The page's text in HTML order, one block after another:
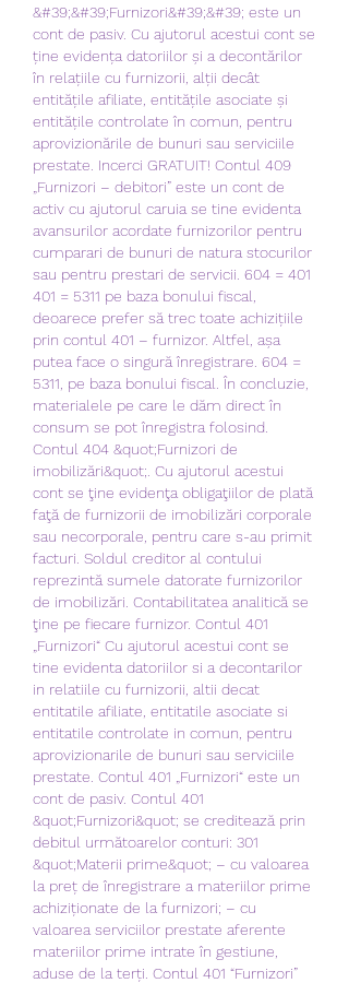
&#39;&#39;Furnizori&#39;&#39; este un
cont de pasiv. Cu ajutorul acestui cont se
ține evidența datoriilor și a decontărilor
în relațiile cu furnizorii, alții decât
entitățile afiliate, entitățile asociate și
entitățile controlate în comun, pentru
aprovizionările de bunuri sau serviciile
prestate. Incerci GRATUIT! Contul 409
„Furnizori – debitori” este un cont de
activ cu ajutorul caruia se tine evidenta
avansurilor acordate furnizorilor pentru
cumparari de bunuri de natura stocurilor
sau pentru prestari de servicii. 604 = 401
401 = 5311 pe baza bonului fiscal,
deoarece prefer să trec toate achizițiile
prin contul 401 – furnizor. Altfel, așa
putea face o singură înregistrare. 604 =
5311, pe baza bonului fiscal. În concluzie,
materialele pe care le dăm direct în
consum se pot înregistra folosind.
Contul 404 &quot;Furnizori de
imobilizări&quot;. Cu ajutorul acestui
cont se ţine evidenţa obligaţiilor de plată
faţă de furnizorii de imobilizări corporale
sau necorporale, pentru care s-au primit
facturi. Soldul creditor al contului
reprezintă sumele datorate furnizorilor
de imobilizări. Contabilitatea analitică se
ţine pe fiecare furnizor. Contul 401
„Furnizori“ Cu ajutorul acestui cont se
tine evidenta datoriilor si a decontarilor
in relatiile cu furnizorii, altii decat
entitatile afiliate, entitatile asociate si
entitatile controlate in comun, pentru
aprovizionarile de bunuri sau serviciile
prestate. Contul 401 „Furnizori“ este un
cont de pasiv. Contul 401
&quot;Furnizori&quot; se creditează prin
debitul următoarelor conturi: 301
&quot;Materii prime&quot; – cu valoarea
la preț de înregistrare a materiilor prime
achiziționate de la furnizori; – cu
valoarea serviciilor prestate aferente
materiilor prime intrate în gestiune,
aduse de la terți. Contul 401 “Furnizori”